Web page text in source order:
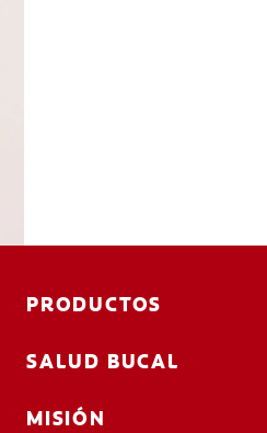
PRODUCTOS
SALUD BUCAL
MISIÓN